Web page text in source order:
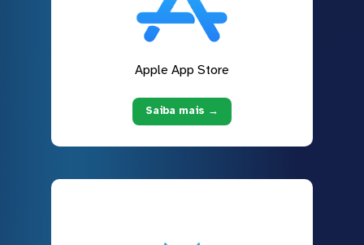
Apple App Store
Saiba mais →